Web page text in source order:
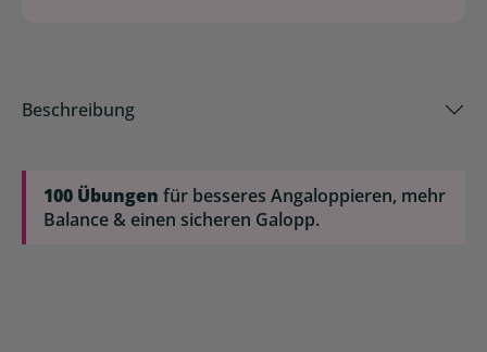
Beschreibung
100 Übungen für besseres Angaloppieren, mehr
Balance & einen sicheren Galopp.